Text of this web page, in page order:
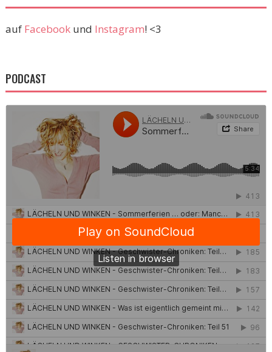
auf Facebookund Instagram! <3
PODCAST